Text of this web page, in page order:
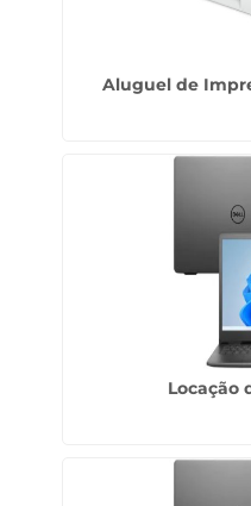
Aluguel de
Locação